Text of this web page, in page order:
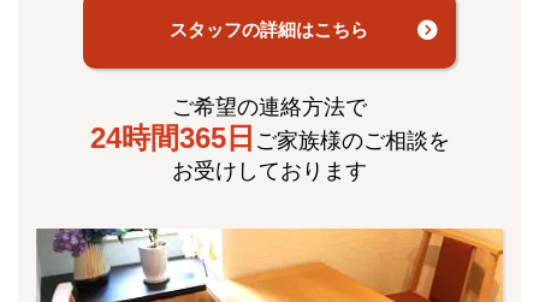
スタッフの詳細はこちら
ご希望の連絡方法で
24時間365日 ご家族様のご相談を
お受けしております